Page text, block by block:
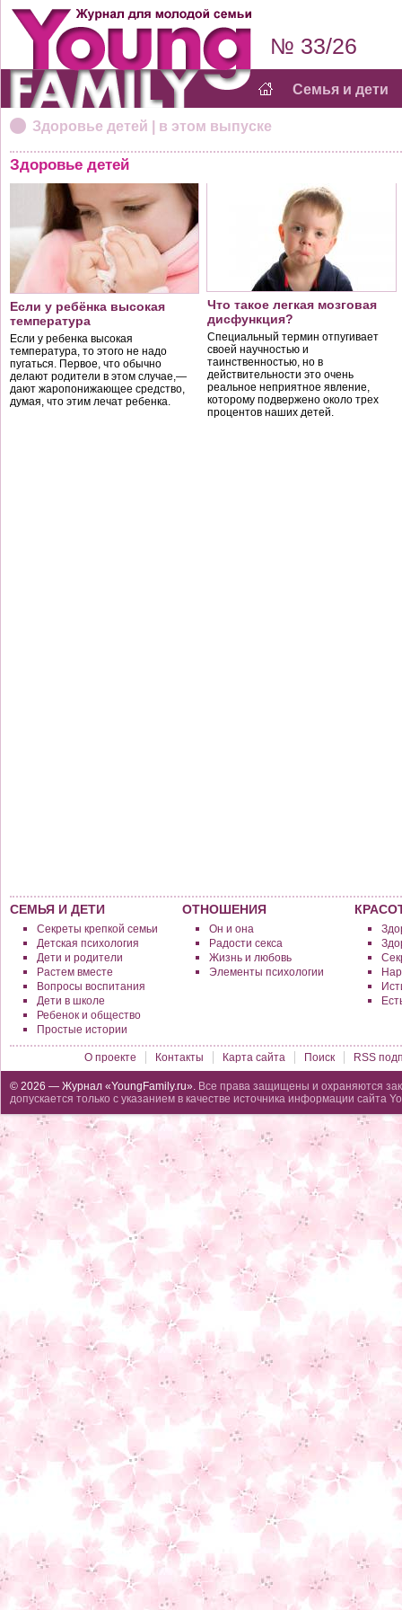
№ 33/26
Семья и дети
Здоровье детей | в этом выпуске
Здоровье детей
Если у ребёнка высокая
температура
Если у ребенка высокая
температура, то этого не надо
пугаться. Первое, что обычно
делают родители в этом случае,—
дают жаропонижающее средство,
думая, что этим лечат ребенка.
Что такое легкая мозговая
дисфункция?
Специальный термин отпугивает
своей научностью и
таинственностью, но в
действительности это очень
реальное неприятное явление,
которому подвержено около трех
процентов наших детей.
СЕМЬЯ И ДЕТИ
Секреты крепкой семьи
Детская психология
Дети и родители
Растем вместе
Вопросы воспитания
Дети в школе
Ребенок и общество
Простые истории
ОТНОШЕНИЯ
Он и она
Радости секса
Жизнь и любовь
Элементы психологии
О проекте Контакты Карта сайта Поиск RSS
© 2026 — Журнал «YoungFamily.ru». Все права защищены и охраняются
допускается только с указанием в качестве источника информации сайта